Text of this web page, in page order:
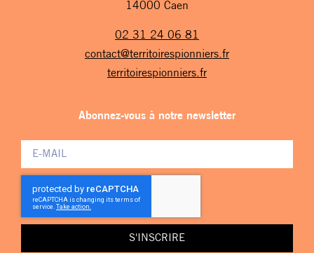
14000 Caen
02 31 24 06 81
contact@territoirespionniers.fr
territoirespionniers.fr
Abonnez-vous à notre newsletter
S'INSCRIRE